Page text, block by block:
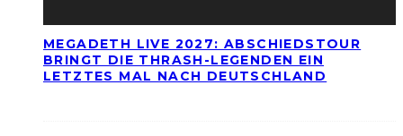
MEGADETH LIVE 2027: ABSCHIEDSTOUR
BRINGT DIE THRASH-LEGENDEN EIN
LETZTES MAL NACH DEUTSCHLAND